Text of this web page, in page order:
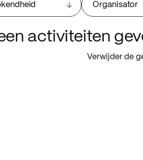
Organisator
activiteiten
Verwijder de